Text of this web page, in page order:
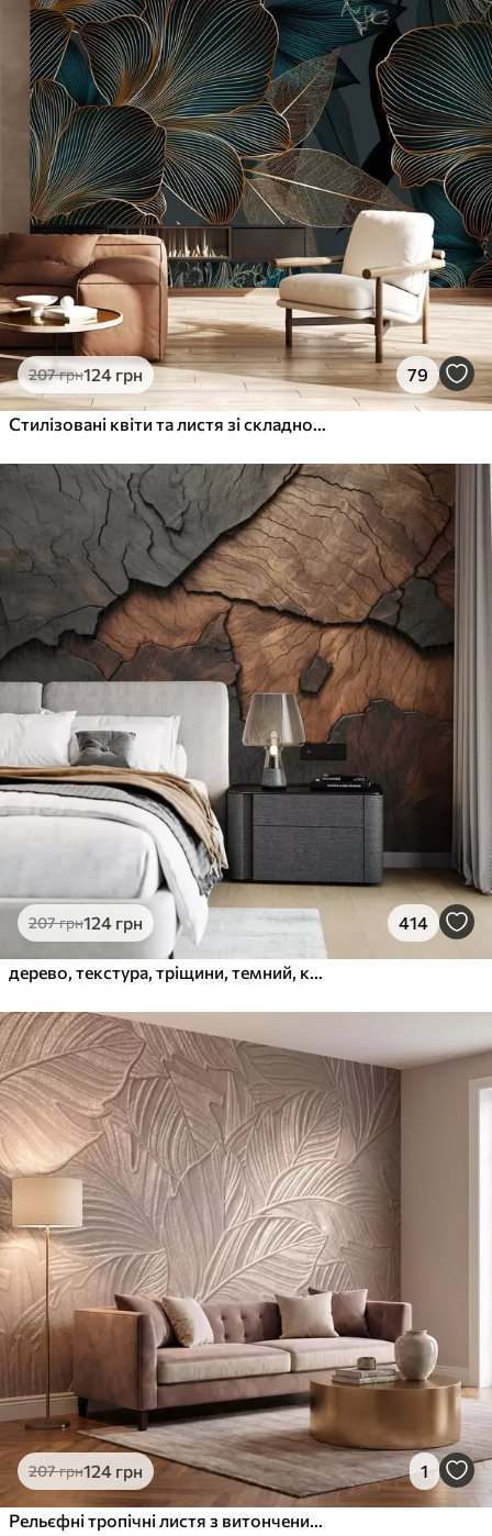
207грн124 грн 79
Стилізовані квіти та листя зі складною лінійною роботою у відтінках бірюзового та жовтого на темному тлі
207грн124 грн 414
дерево, текстура, тріщини, темний, кора, поверхня
207грн124 грн 1
Рельєфні тропічні листя з витонченим рельєфом у теплих бежевих тонах